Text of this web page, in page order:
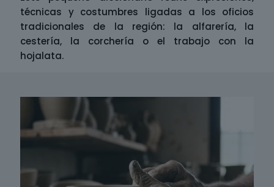
técnicas y costumbres ligadas a los oficios
tradicionales de la región: la alfarería, la
cestería, la corchería o el trabajo con la
hojalata.